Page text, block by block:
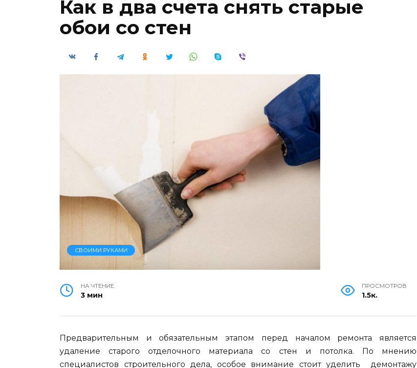
Как в два счета снять старые
обои со стен
СВОИМИ РУКАМИ
НА ЧТЕНИЕ
3 мин
ПРОСМОТРОВ
1.5к.
Предварительным и обязательным этапом перед началом ремонта является
удаление старого отделочного материала со стен и потолка. По мнению
специалистов строительного дела, особое внимание стоит уделить демонтажу